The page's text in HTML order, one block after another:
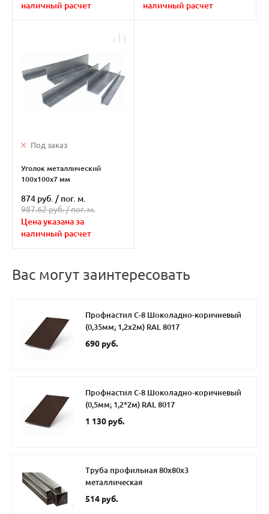
наличный расчет
наличный расчет
Под заказ
Уголок металлический
100х100х7 мм
874 руб. / пог. м.
987.62 руб. /пог. м.
Цена указана за
наличный расчет
Вас могут заинтересовать
Профнастил С-8 Шоколадно-коричневый
(0,35мм; 1,2х2м) RAL 8017
690 руб.
Профнастил С-8 Шоколадно-коричневый
(0,5мм; 1,2*2м) RAL 8017
1 130 руб.
Труба профильная 80х80х3
металлическая
514 руб.